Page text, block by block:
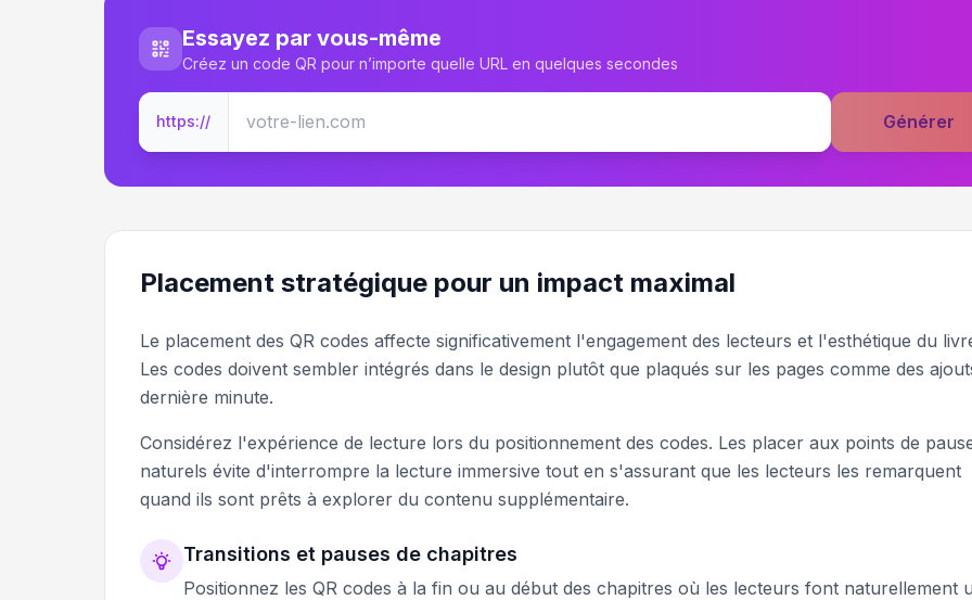
Essayez par vous-même
Créez un code QR pour n’importe quelle URL en quelques secondes
https:// Générer
Placement stratégique pour un impact maximal
Le placement des QR codes affecte significativement l'engagement des lecteurs et l'esthétique du
Les codes doivent sembler intégrés dans le design plutôt que plaqués sur les pages comme des
dernière minute.
Considérez l'expérience de lecture lors du positionnement des codes. Les placer aux points de
naturels évite d'interrompre la lecture immersive tout en s'assurant que les lecteurs les remarquent
quand ils sont prêts à explorer du contenu supplémentaire.
Transitions et pauses de chapitres
Positionnez les QR codes à la fin ou au début des chapitres où les lecteurs font naturellement